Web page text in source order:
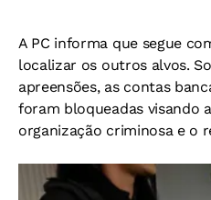
A PC informa que segue
localizar os outros alvos.
apreensões, as contas
foram bloqueadas visando
organização criminosa e o